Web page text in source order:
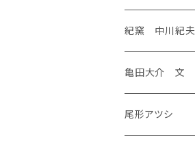
紀窯 中川紀夫
亀田大介 文
尾形アツシ